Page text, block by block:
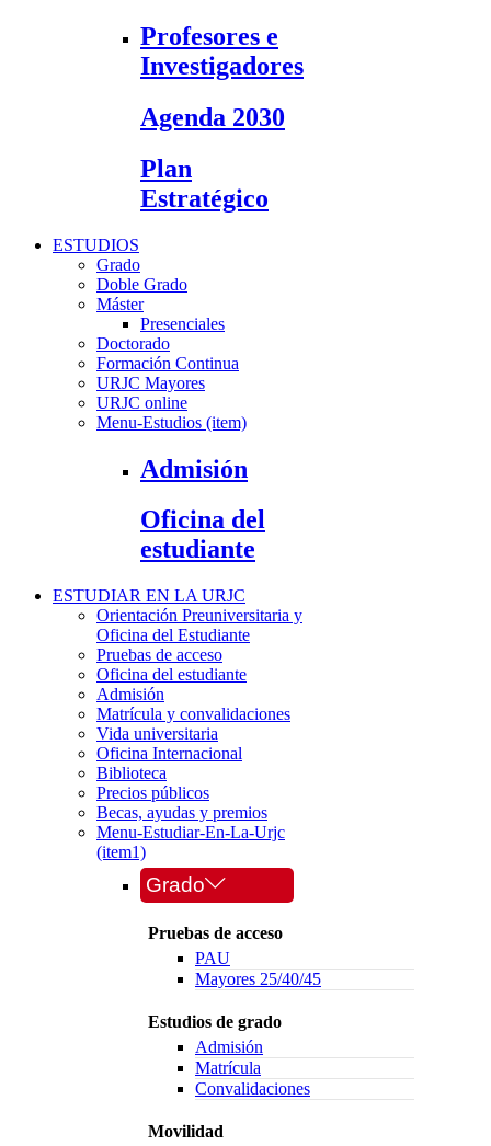
Profesores e
Investigadores
Agenda 2030
Plan
Estratégico
ESTUDIOS
Grado
Doble Grado
Máster
Presenciales
Doctorado
Formación Continua
URJC Mayores
URJC online
Menu-Estudios (item)
Admisión
Oficina del
estudiante
ESTUDIAR EN LA URJC
Orientación Preuniversitaria y
Oficina del Estudiante
Pruebas de acceso
Oficina del estudiante
Admisión
Matrícula y convalidaciones
Vida universitaria
Oficina Internacional
Biblioteca
Precios públicos
Becas, ayudas y premios
Menu-Estudiar-En-La-Urjc
(item1)
Grado
Pruebas de acceso
PAU
Mayores 25/40/45
Estudios de grado
Admisión
Matrícula
Convalidaciones
Movilidad